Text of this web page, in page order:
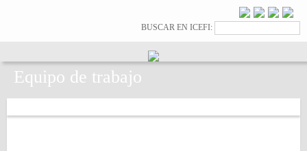
principalFormulario de
búsqueda
BUSCAR EN ICEFI:
Equipo de trabajo